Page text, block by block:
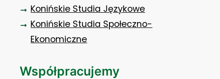
Konińskie Studia Językowe
Konińskie Studia Społeczno-
Ekonomiczne
Współpracujemy